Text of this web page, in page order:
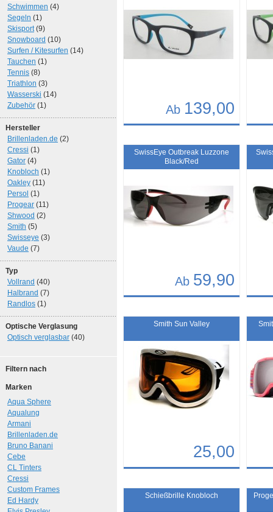
Ab 139,00
Art.-Nr.: 10854 Art.-
SwissEye Outbreak Luzzone
Black/Red
Ab 59,90
Art.-Nr.: 7017 Art.-
Smith Sun Valley
25,00
Art.-Nr.: 5654 Art.-
Schießbrille Knobloch
Schwimmen (4)
Segeln (1)
Skisport(9)
Snowboard (10)
Surfen / Kitesurfen (14)
Tauchen (1)
Tennis (8)
Triathlon (3)
Wasserski (14)
Zubehör (1)
Hersteller
Brillenladen.de (2)
Cressi (1)
Gator (4)
Knobloch (1)
Oakley (11)
Persol (1)
Progear (11)
Shwood (2)
Smith (5)
Swisseye (3)
Vaude (7)
Typ
Vollrand (40)
Halbrand (7)
Randlos (1)
Optische Verglasung
Optisch verglasbar (40)
Filtern nach
Marken
Aqua Sphere
Aqualung
Armani
Brillenladen.de
Bruno Banani
Cebe
CL Tinters
Cressi
Custom Frames
Ed Hardy